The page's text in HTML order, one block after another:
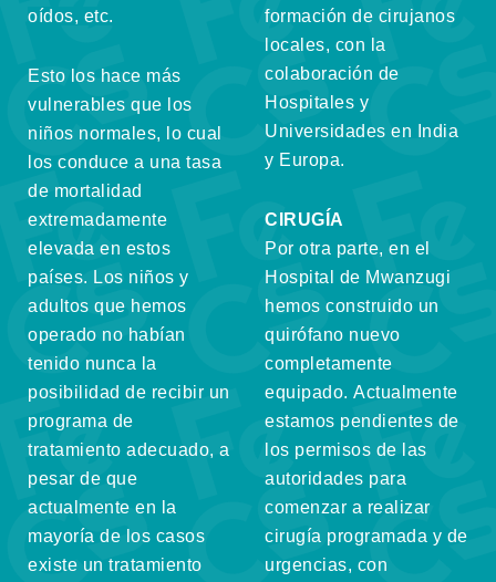
oídos, etc.
Esto los hace más
vulnerables que los
niños normales, lo cual
los conduce a una tasa
de mortalidad
extremadamente
elevada en estos
países. Los niños y
adultos que hemos
operado no habían
tenido nunca la
posibilidad de recibir un
programa de
tratamiento adecuado, a
pesar de que
actualmente en la
mayoría de los casos
existe un tratamiento
formación de cirujanos
locales, con la
colaboración de
Hospitales y
Universidades en India
y Europa.
CIRUGÍA
Por otra parte, en el
Hospital de Mwanzugi
hemos construido un
quirófano nuevo
completamente
equipado. Actualmente
estamos pendientes de
los permisos de las
autoridades para
comenzar a realizar
cirugía programada y de
urgencias, con